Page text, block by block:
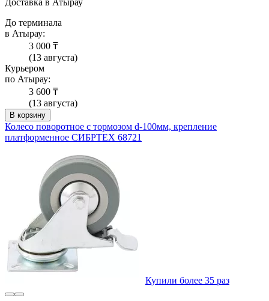
До терминала
в Атырау:
3 000 ₸
(13 августа)
Курьером
по Атырау:
3 600 ₸
(13 августа)
В корзину
Колесо поворотное с тормозом d-100мм, крепление
платформенное СИБРТЕХ 68721
Купили более 35 раз